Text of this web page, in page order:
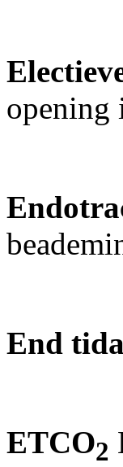
opening
End
ETCO2